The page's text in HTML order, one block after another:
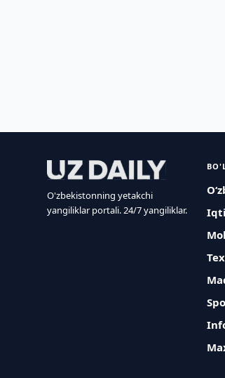
O'zbekistonning yetakchi
yangiliklar portali. 24/7 yangiliklar.